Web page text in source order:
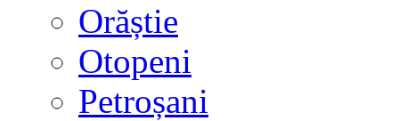
Orăștie
Otopeni
Petroșani